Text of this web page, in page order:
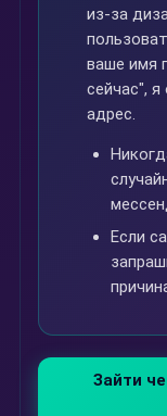
из-за
ваше имя
сейчас",
адрес.
Если
Зайти